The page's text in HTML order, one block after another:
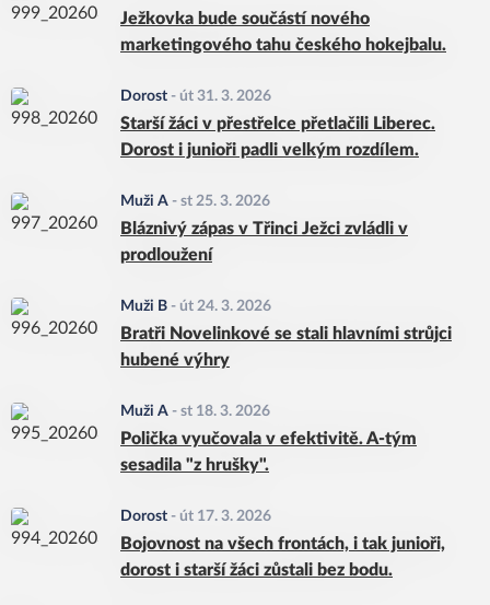
Ježkovka bude součástí nového
marketingového tahu českého hokejbalu.
Dorost - út 31. 3. 2026
Starší žáci v přestřelce přetlačili Liberec.
Dorost i junioři padli velkým rozdílem.
Muži A - st 25. 3. 2026
Bláznivý zápas v Třinci Ježci zvládli v
prodloužení
Muži B - út 24. 3. 2026
Bratři Novelinkové se stali hlavními strůjci
hubené výhry
Muži A - st 18. 3. 2026
Polička vyučovala v efektivitě. A-tým
sesadila "z hrušky".
Dorost - út 17. 3. 2026
Bojovnost na všech frontách, i tak junioři,
dorost i starší žáci zůstali bez bodu.